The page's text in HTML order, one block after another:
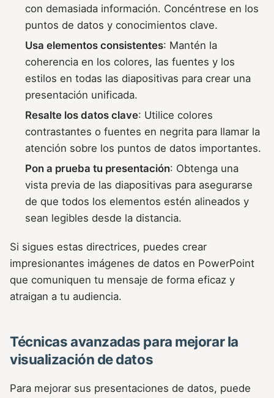
con demasiada información. Concéntrese en los
puntos de datos y conocimientos clave.
Usa elementos consistentes: Mantén la
coherencia en los colores, las fuentes y los
estilos en todas las diapositivas para crear una
presentación unificada.
Resalte los datos clave: Utilice colores
contrastantes o fuentes en negrita para llamar la
atención sobre los puntos de datos importantes.
Pon a prueba tu presentación: Obtenga una
vista previa de las diapositivas para asegurarse
de que todos los elementos estén alineados y
sean legibles desde la distancia.
Si sigues estas directrices, puedes crear
impresionantes imágenes de datos en PowerPoint
que comuniquen tu mensaje de forma eficaz y
atraigan a tu audiencia.
Técnicas avanzadas para mejorar la
visualización de datos
Para mejorar sus presentaciones de datos, puede